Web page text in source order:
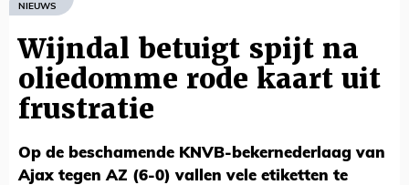
NIEUWS
Wijndal betuigt spijt na
oliedomme rode kaart uit
frustratie
Op de beschamende KNVB-bekernederlaag van
Ajax tegen AZ (6-0) vallen vele etiketten te